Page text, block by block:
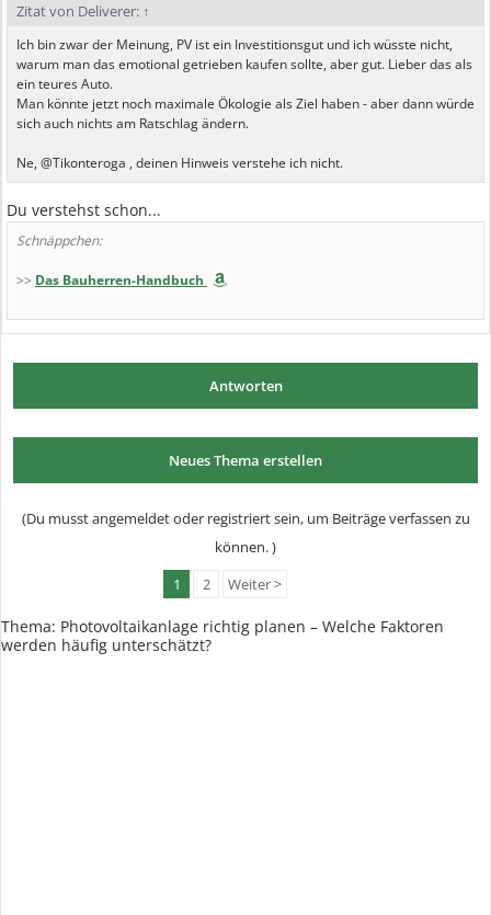
Zitat von Deliverer: ↑
Ich bin zwar der Meinung, PV ist ein Investitionsgut und ich wüsste nicht,
warum man das emotional getrieben kaufen sollte, aber gut. Lieber das als
ein teures Auto.
Man könnte jetzt noch maximale Ökologie als Ziel haben - aber dann würde
sich auch nichts am Ratschlag ändern.
Ne, @Tikonteroga , deinen Hinweis verstehe ich nicht.
Du verstehst schon...
Schnäppchen:
>> Das Bauherren-Handbuch
Antworten
Neues Thema erstellen
(Du musst angemeldet oder registriert sein, um Beiträge verfassen zu
können. )
1
2 Weiter >
Thema: Photovoltaikanlage richtig planen – Welche Faktoren
werden häufig unterschätzt?